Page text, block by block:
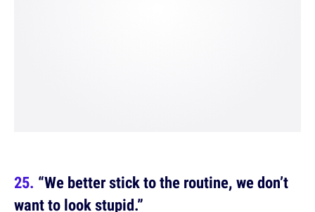
“We better stick to the routine, we don’t
want to look stupid.”